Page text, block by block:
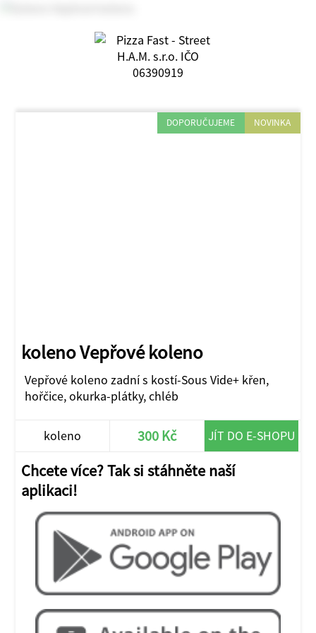
NOVINKA
DOPORUČUJEME
koleno Vepřové koleno
Vepřové koleno zadní s kostí-Sous Vide+ křen,
hořčice, okurka-plátky, chléb
koleno 300 Kč JÍT DO E-SHOPU
Chcete více? Tak si stáhněte naší
aplikaci!